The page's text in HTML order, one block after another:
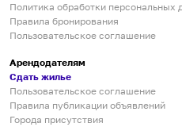
Политика обработки персональных
Правила бронирования
Пользовательское соглашение
Арендодателям
Сдать жилье
Пользовательское соглашение
Правила публикации объявлений
Города присутствия